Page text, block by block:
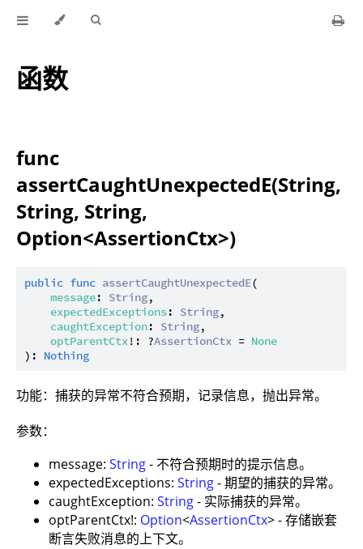
函数
func
assertCaughtUnexpectedE(String,
String, String,
Option<AssertionCtx>)
public func assertCaughtUnexpectedE(
message: String,
expectedExceptions: String,
caughtException: String,
optParentCtx!: ?AssertionCtx = None
): Nothing
功能：捕获的异常不符合预期，记录信息，抛出异常。
参数：
message: String- 不符合预期时的提示信息。
expectedExceptions: String- 期望的捕获的异常。
caughtException: String- 实际捕获的异常。
optParentCtx!: Option<AssertionCtx> - 存储嵌套
断言失败消息的上下文。